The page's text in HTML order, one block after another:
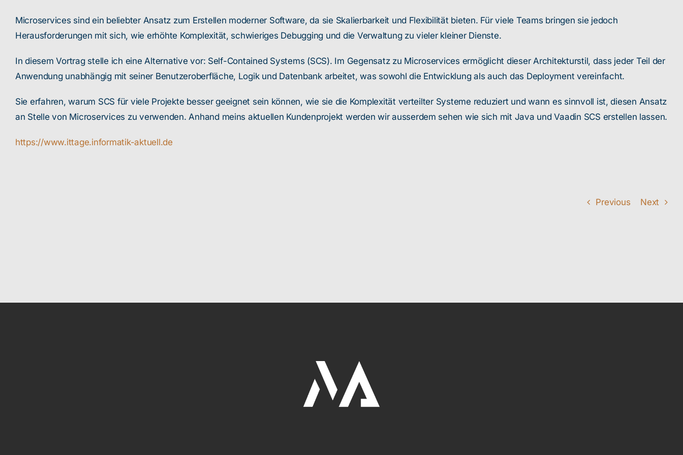
Microservices sind ein beliebter Ansatz zum Erstellen moderner Software, da sie Skalierbarkeit und Flexibilität bieten. Für viele Teams bringen sie jedoch
Herausforderungen mit sich, wie erhöhte Komplexität, schwieriges Debugging und die Verwaltung zu vieler kleiner Dienste.
In diesem Vortrag stelle ich eine Alternative vor: Self-Contained Systems (SCS). Im Gegensatz zu Microservices ermöglicht dieser Architekturstil, dass jeder Teil der
Anwendung unabhängig mit seiner Benutzeroberfläche, Logik und Datenbank arbeitet, was sowohl die Entwicklung als auch das Deployment vereinfacht.
Sie erfahren, warum SCS für viele Projekte besser geeignet sein können, wie sie die Komplexität verteilter Systeme reduziert und wann es sinnvoll ist, diesen Ansatz
an Stelle von Microservices zu verwenden. Anhand meins aktuellen Kundenprojekt werden wir ausserdem sehen wie sich mit Java und Vaadin SCS erstellen lassen.
https://www.ittage.informatik-aktuell.de
Previous Next